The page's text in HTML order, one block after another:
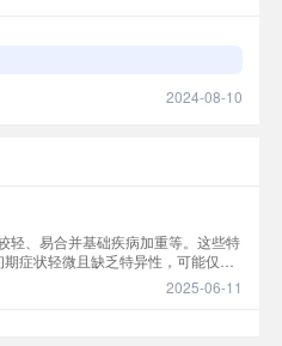
2024-08-10
轻、易合并基础疾病加重等。这些特
症状轻微且缺乏特异性，可能仅表
2025-06-11